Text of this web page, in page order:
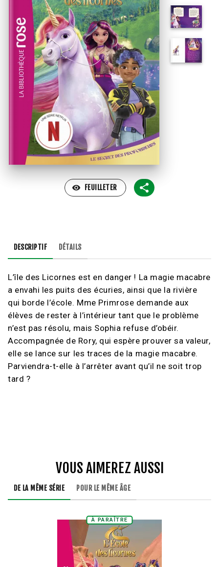
visibility FEUILLETER
DESCRIPTIF DÉTAILS
L’île des Licornes est en danger ! La magie macabre
a envahi les puits des écuries, ainsi que la rivière
qui borde l’école. Mme Primrose demande aux
élèves de rester à l’intérieur tant que le problème
n’est pas résolu, mais Sophia refuse d’obéir.
Accompagnée de Rory, qui espère prouver sa valeur,
elle se lance sur les traces de la magie macabre.
Parviendra-t-elle à l’arrêter avant qu’il ne soit trop
tard ?
VOUS AIMEREZ AUSSI
DE LA MÊME SÉRIE POUR LE MÊME ÂGE
À PARAÎTRE